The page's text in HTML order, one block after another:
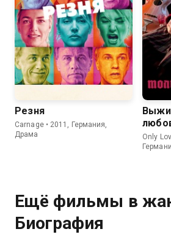
Резня
Carnage • 2011, Германия,
Драма
Only
Ещё фильмы в
Биография